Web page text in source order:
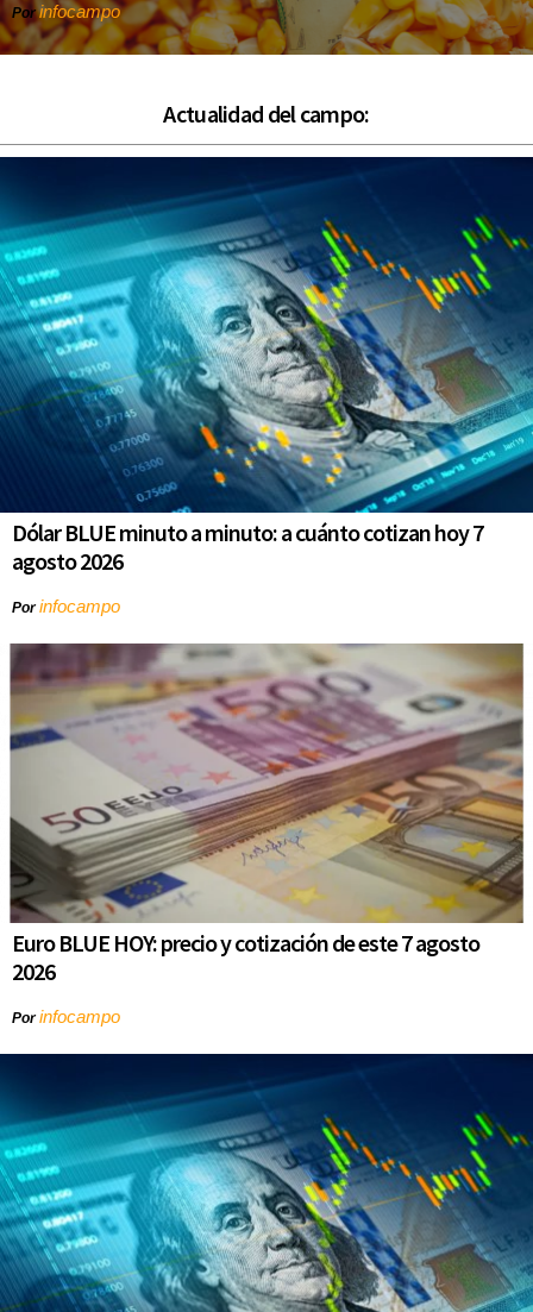
Porinfocampo
Actualidad del campo:
Dólar BLUE minuto a minuto: a cuánto cotizan hoy 7
agosto 2026
Porinfocampo
Euro BLUE HOY: precio y cotización de este 7 agosto
2026
Porinfocampo